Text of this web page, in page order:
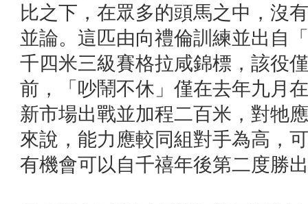
比之下，在眾多的頭馬之中，沒
並論。這匹由向禮倫訓練並出自
千四米三級賽格拉咸錦標，該役
前，「吵鬧不休」僅在去年九月
新市場出戰並加程二百米，對牠
來說，能力應較同組對手為高，
有機會可以自千禧年後第二度勝